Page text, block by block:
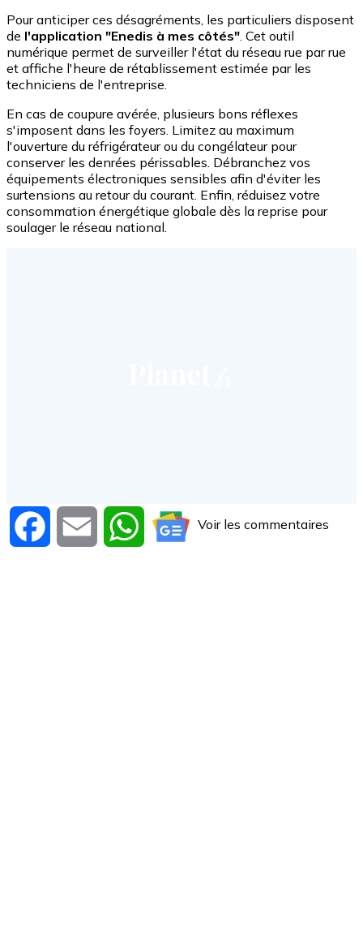
Pour anticiper ces désagréments, les particuliers disposent
de l'application "Enedis à mes côtés". Cet outil
numérique permet de surveiller l'état du réseau rue par rue
et affiche l'heure de rétablissement estimée par les
techniciens de l'entreprise.
En cas de coupure avérée, plusieurs bons réflexes
s'imposent dans les foyers. Limitez au maximum
l'ouverture du réfrigérateur ou du congélateur pour
conserver les denrées périssables. Débranchez vos
équipements électroniques sensibles afin d'éviter les
surtensions au retour du courant. Enfin, réduisez votre
consommation énergétique globale dès la reprise pour
soulager le réseau national.
Facebook Email WhatsAppVoir les commentaires